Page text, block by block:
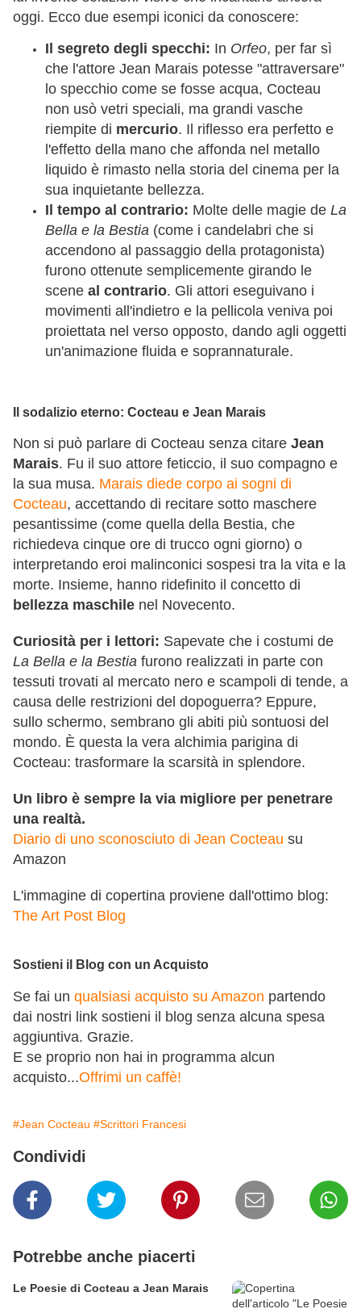
oggi. Ecco due esempi iconici da conoscere:
Il segreto degli specchi: In Orfeo, per far sì
che l'attore Jean Marais potesse "attraversare"
lo specchio come se fosse acqua, Cocteau
non usò vetri speciali, ma grandi vasche
riempite di mercurio. Il riflesso era perfetto e
l'effetto della mano che affonda nel metallo
liquido è rimasto nella storia del cinema per la
sua inquietante bellezza.
Il tempo al contrario: Molte delle magie de La
Bella e la Bestia (come i candelabri che si
accendono al passaggio della protagonista)
furono ottenute semplicemente girando le
scene al contrario. Gli attori eseguivano i
movimenti all'indietro e la pellicola veniva poi
proiettata nel verso opposto, dando agli oggetti
un'animazione fluida e soprannaturale.
Il sodalizio eterno: Cocteau e Jean Marais
Non si può parlare di Cocteau senza citare Jean
Marais. Fu il suo attore feticcio, il suo compagno e
la sua musa. Marais diede corpo ai sogni di
Cocteau, accettando di recitare sotto maschere
pesantissime (come quella della Bestia, che
richiedeva cinque ore di trucco ogni giorno) o
interpretando eroi malinconici sospesi tra la vita e la
morte. Insieme, hanno ridefinito il concetto di
bellezza maschile nel Novecento.
Curiosità per i lettori: Sapevate che i costumi de
La Bella e la Bestia furono realizzati in parte con
tessuti trovati al mercato nero e scampoli di tende, a
causa delle restrizioni del dopoguerra? Eppure,
sullo schermo, sembrano gli abiti più sontuosi del
mondo. È questa la vera alchimia parigina di
Cocteau: trasformare la scarsità in splendore.
Un libro è sempre la via migliore per penetrare
una realtà.
Diario di uno sconosciuto di Jean Cocteau su
Amazon
L'immagine di copertina proviene dall'ottimo blog:
The Art Post Blog
Sostieni il Blog con un Acquisto
Se fai un qualsiasi acquisto su Amazon partendo
dai nostri link sostieni il blog senza alcuna spesa
aggiuntiva. Grazie.
E se proprio non hai in programma alcun
acquisto...Offrimi un caffè!
#Jean Cocteau #Scrittori Francesi
Condividi
Potrebbe anche piacerti
Le Poesie di Cocteau a Jean Marais